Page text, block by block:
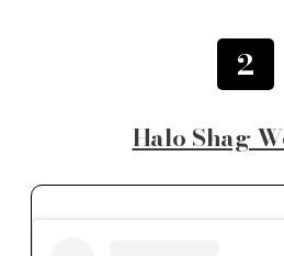
2
Halo Shag